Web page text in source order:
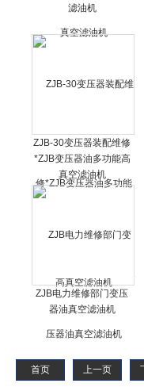
滤油机
ZJB-30变压器装配维修
*ZJB变压器油多功能高
真空滤油机
ZJB电力维修部门变压
器油真空滤油机
首页 上一页